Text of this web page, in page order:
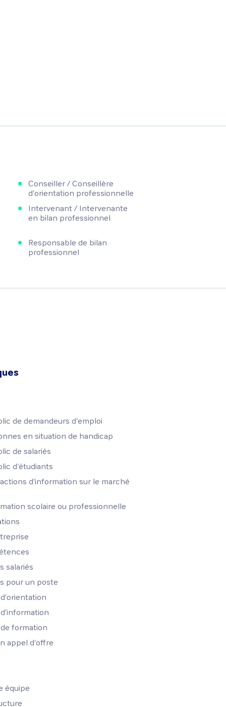
Conseiller / Conseillère
d'orientation professionnelle
Intervenant / Intervenante
en bilan professionnel
Responsable de bilan
professionnel
de demandeurs d'emploi
en situation de handicap
de salariés
d'étudiants
d'information sur le marché
scolaire ou professionnelle
salariés
pour un poste
formation
appel d'offre
équipe